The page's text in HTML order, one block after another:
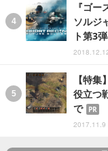
『ゴ
ソルジ
ト第3
【特
役立つ
で
PR
2017.11.9